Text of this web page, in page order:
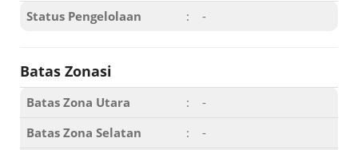
Status Pengelolaan : -
Batas Zonasi
Batas Zona Utara :
-
Batas Zona Selatan
:
-